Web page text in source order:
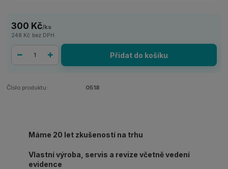
300 Kč/ks
248 Kč bez DPH
Přidat do košíku
Číslo produktu: 0518
Máme 20 let zkušeností na trhu
Vlastní výroba, servis a revize včetně vedení
evidence